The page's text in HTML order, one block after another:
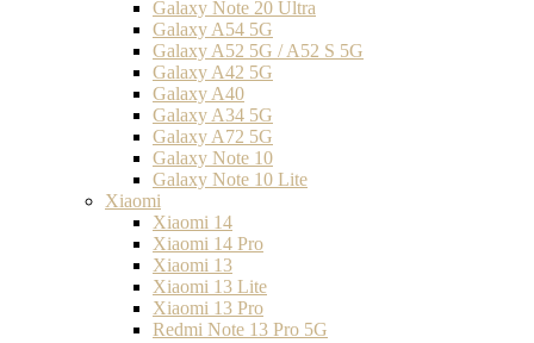
Galaxy Note 20 Ultra
Galaxy A54 5G
Galaxy A52 5G / A52 S 5G
Galaxy A42 5G
Galaxy A40
Galaxy A34 5G
Galaxy A72 5G
Galaxy Note 10
Galaxy Note 10 Lite
Xiaomi
Xiaomi 14
Xiaomi 14 Pro
Xiaomi 13
Xiaomi 13 Lite
Xiaomi 13 Pro
Redmi Note 13 Pro 5G